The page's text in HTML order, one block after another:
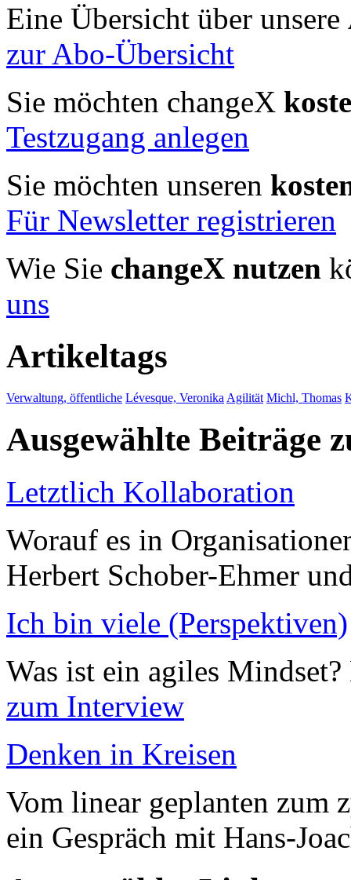
Eine Übersicht über unsere
zur Abo-Übersicht
Sie möchten changeX
Testzugang anlegen
Sie möchten unseren
Für Newsletter registrieren
Wie Sie changeX nutzen
uns
Artikeltags
Verwaltung, öffentliche Lévesque, Veronika Agilität Michl, Thomas
Ausgewählte Beiträge
Letztlich Kollaboration
Worauf es in
Herbert Schober-Ehmer
Ich bin viele (Perspektiven)
Was ist ein agiles
zum Interview
Denken in Kreisen
Vom linear geplanten zum
ein Gespräch mit Hans-